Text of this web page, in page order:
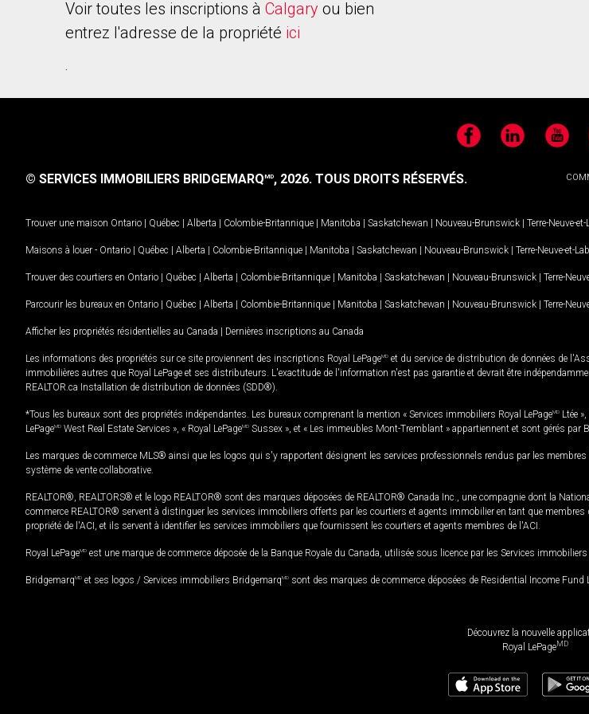
Voir toutes les inscriptions à Calgary ou bien
entrez l'adresse de la propriété ici
.
FacebookLinkedIn
© SERVICES IMMOBILIERS BRIDGEMARQMD, 2026. TOUS DROITS RÉSERVÉS.
Trouver une maison Ontario | Québec | Alberta | Colombie-Britannique | Manitoba | Saskatchewan | Nouveau-Brunswick | Terre-Neuve-
Maisons à louer - Ontario | Québec | Alberta | Colombie-Britannique | Manitoba | Saskatchewan | Nouveau-Brunswick | Terre-Neuve-et-
Trouver des courtiers en Ontario | Québec | Alberta | Colombie-Britannique | Manitoba | Saskatchewan | Nouveau-Brunswick | Terre-
Parcourir les bureaux en Ontario | Québec | Alberta | Colombie-Britannique | Manitoba | Saskatchewan | Nouveau-Brunswick | Terre-
Afficher les propriétés résidentielles au Canada | Dernières inscriptions au Canada
Les informations des propriétés sur ce site proviennent des inscriptions Royal LePageMD et du service de distribution de données de
immobilières autres que Royal LePage et ses distributeurs. L'exactitude de l'information n'est pas garantie et devrait être
REALTOR.ca Installation de distribution de données (SDD®).
*Tous les bureaux sont des propriétés indépendantes. Les bureaux comprenant la mention « Services immobiliers Royal LePageMD Ltée
LePageMD West Real Estate Services », « Royal LePageMD Sussex », et « Les immeubles Mont-Tremblant » appartiennent et sont gérés par
Les marques de commerce MLS® ainsi que les logos qui s'y rapportent désignent les services professionnels rendus par les
système de vente collaborative.
REALTOR®, REALTORS® et le logo REALTOR® sont des marques déposées de REALTOR® Canada Inc., une compagnie dont la
commerce REALTOR® servent à distinguer les services immobiliers offerts par les courtiers et agents immobilier en tant que
propriété de l'ACI, et ils servent à identifier les services immobiliers que fournissent les courtiers et agents membres de l'ACI.
Royal LePageMD est une marque de commerce déposée de la Banque Royale du Canada, utilisée sous licence par les Services
BridgemarqMD et ses logos / Services immobiliers BridgemarqMD sont des marques de commerce déposées de Residential Income
Découvrez la nouvelle
Royal LePageMD